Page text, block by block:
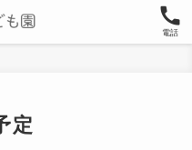
電話
定